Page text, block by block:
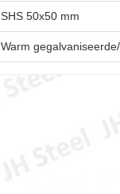
SHS 50x50 mm
Warm